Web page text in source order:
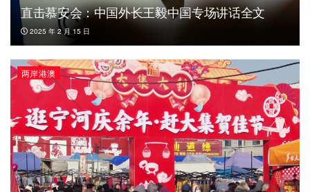
直击慕安会：中国外长王毅中国专场讲话全文
2025 年 2 月 15 日
两岸港澳